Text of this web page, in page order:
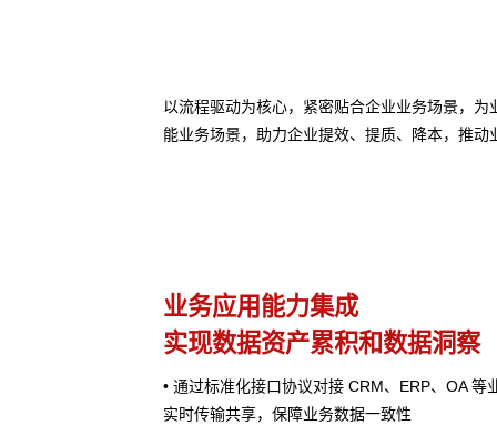
以流程驱动为核心，紧密贴合企业业务场景，
能业务场景，助力企业提效、提质、降本，推动
AI Agent 快速接入
赋能业务 快速迭代
• 快速编排适配的 AI 能力进行集成，为业务处
• 将 AI 能力与业务流程深度结合，在客户服务